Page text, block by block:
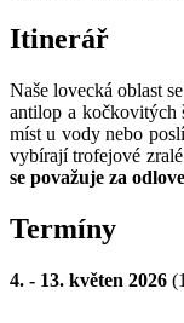
Itinerář
Naše lovecká oblast
antilop a kočkovitých
míst u vody nebo
vybírají trofejové
se považuje za
Termíny
4. - 13. květen 2026